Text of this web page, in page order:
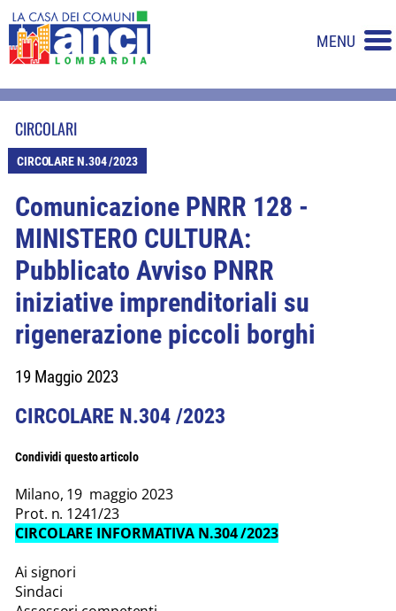
MENU
CIRCOLARI
CIRCOLARE N.304 /2023
Comunicazione PNRR 128 -
MINISTERO CULTURA:
Pubblicato Avviso PNRR
iniziative imprenditoriali su
rigenerazione piccoli borghi
19 Maggio 2023
CIRCOLARE N.304 /2023
Condividi questo articolo
Milano, 19 maggio 2023
Prot. n. 1241/23
CIRCOLARE INFORMATIVA N.304 /2023
Ai signori
Sindaci